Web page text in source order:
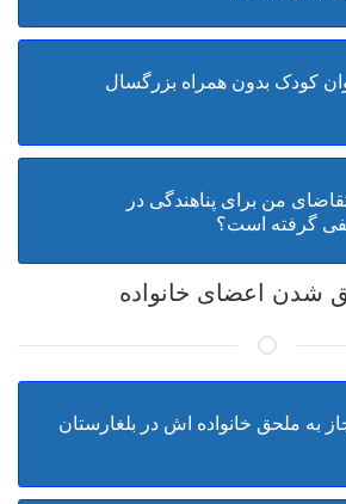
کودک بدون همراه بزرگسال
من برای پناهندگی در
گرفته است؟
ملحق خانواده اش در بلغارستان